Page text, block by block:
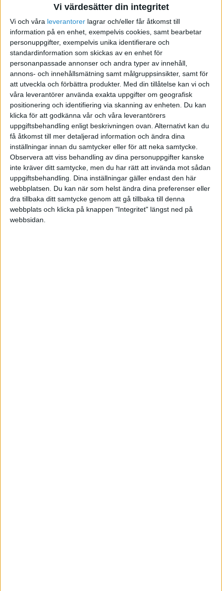
Vi värdesätter din integritet
Vi och våra leverantorer lagrar och/eller får åtkomst till
information på en enhet, exempelvis cookies, samt bearbetar
personuppgifter, exempelvis unika identifierare och
standardinformation som skickas av en enhet för
personanpassade annonser och andra typer av innehåll,
annons- och innehållsmätning samt målgruppsinsikter, samt för
att utveckla och förbättra produkter. Med din tillåtelse kan vi och
våra leverantörer använda exakta uppgifter om geografisk
positionering och identifiering via skanning av enheten. Du kan
klicka för att godkänna vår och våra leverantörers
uppgiftsbehandling enligt beskrivningen ovan. Alternativt kan du
få åtkomst till mer detaljerad information och ändra dina
inställningar innan du samtycker eller för att neka samtycke.
Observera att viss behandling av dina personuppgifter kanske
inte kräver ditt samtycke, men du har rätt att invända mot sådan
uppgiftsbehandling. Dina inställningar gäller endast den här
webbplatsen. Du kan när som helst ändra dina preferenser eller
dra tillbaka ditt samtycke genom att gå tillbaka till denna
webbplats och klicka på knappen "Integritet" längst ned på
webbsidan.
Har sedan 6 månader tillbaka ett engelskt LTD.
Anledningen till att vi skaffade ett LTD var för att
slippa 100k i aktiekapital. Allt har fungerat jätte
bra och vi är relativt nöjda. Problemet är att
företaget klassas som en filial och när det gäller
kreditvärdigheten så är den lika med noll.
Företaget kan inte ens teckna ett mobilt
abonnemang, för att inte tala om att handla på
faktura. Detta har ibland skapat oerhört stora
problem för oss. Min fråga är: Om jag startar ett
nytt svenskt AB med aktiekapital 100k (som vi
har råd med idag)kommer då kreditvärdigheten
att höjas och därmed så slipper vi de problem vi
har haft hittills (det handlar inte om några stora
köp) eller är det samma sak och vi måste invänta
ett första bokslut så att lite siffror börjar dyka
upp på kreditupplysningen. Kan då köp av ett